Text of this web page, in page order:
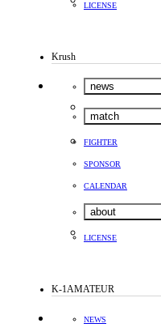
LICENSE
Krush
news
match
FIGHTER
SPONSOR
CALENDAR
about
LICENSE
K-1AMATEUR
NEWS